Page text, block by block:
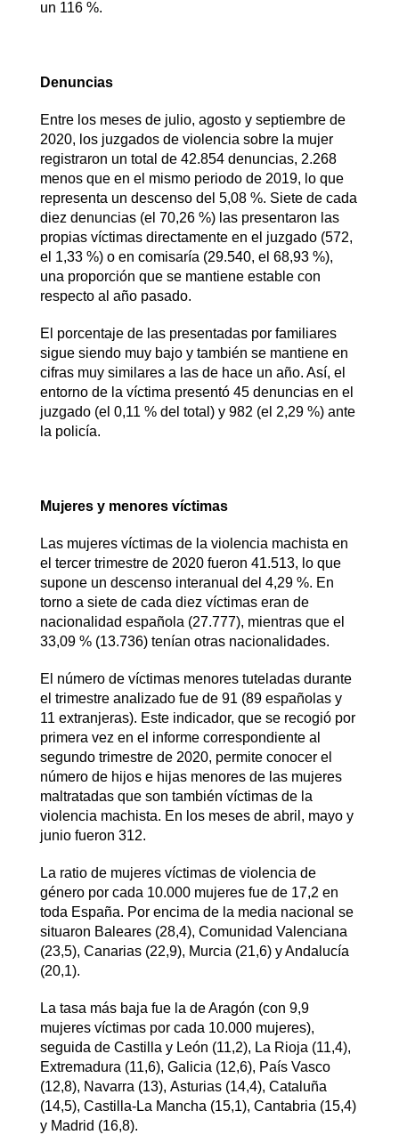
un 116 %.
Denuncias
Entre los meses de julio, agosto y septiembre de
2020, los juzgados de violencia sobre la mujer
registraron un total de 42.854 denuncias, 2.268
menos que en el mismo periodo de 2019, lo que
representa un descenso del 5,08 %. Siete de cada
diez denuncias (el 70,26 %) las presentaron las
propias víctimas directamente en el juzgado (572,
el 1,33 %) o en comisaría (29.540, el 68,93 %),
una proporción que se mantiene estable con
respecto al año pasado.
El porcentaje de las presentadas por familiares
sigue siendo muy bajo y también se mantiene en
cifras muy similares a las de hace un año. Así, el
entorno de la víctima presentó 45 denuncias en el
juzgado (el 0,11 % del total) y 982 (el 2,29 %) ante
la policía.
Mujeres y menores víctimas
Las mujeres víctimas de la violencia machista en
el tercer trimestre de 2020 fueron 41.513, lo que
supone un descenso interanual del 4,29 %. En
torno a siete de cada diez víctimas eran de
nacionalidad española (27.777), mientras que el
33,09 % (13.736) tenían otras nacionalidades.
El número de víctimas menores tuteladas durante
el trimestre analizado fue de 91 (89 españolas y
11 extranjeras). Este indicador, que se recogió por
primera vez en el informe correspondiente al
segundo trimestre de 2020, permite conocer el
número de hijos e hijas menores de las mujeres
maltratadas que son también víctimas de la
violencia machista. En los meses de abril, mayo y
junio fueron 312.
La ratio de mujeres víctimas de violencia de
género por cada 10.000 mujeres fue de 17,2 en
toda España. Por encima de la media nacional se
situaron Baleares (28,4), Comunidad Valenciana
(23,5), Canarias (22,9), Murcia (21,6) y Andalucía
(20,1).
La tasa más baja fue la de Aragón (con 9,9
mujeres víctimas por cada 10.000 mujeres),
seguida de Castilla y León (11,2), La Rioja (11,4),
Extremadura (11,6), Galicia (12,6), País Vasco
(12,8), Navarra (13), Asturias (14,4), Cataluña
(14,5), Castilla-La Mancha (15,1), Cantabria (15,4)
y Madrid (16,8).